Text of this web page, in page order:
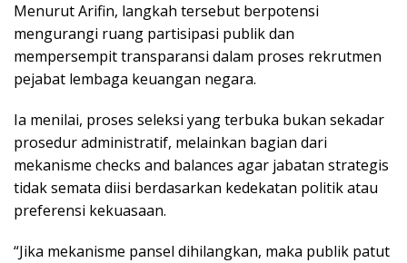
Menurut Arifin, langkah tersebut berpotensi
mengurangi ruang partisipasi publik dan
mempersempit transparansi dalam proses rekrutmen
pejabat lembaga keuangan negara.
Ia menilai, proses seleksi yang terbuka bukan sekadar
prosedur administratif, melainkan bagian dari
mekanisme checks and balances agar jabatan strategis
tidak semata diisi berdasarkan kedekatan politik atau
preferensi kekuasaan.
“Jika mekanisme pansel dihilangkan, maka publik patut